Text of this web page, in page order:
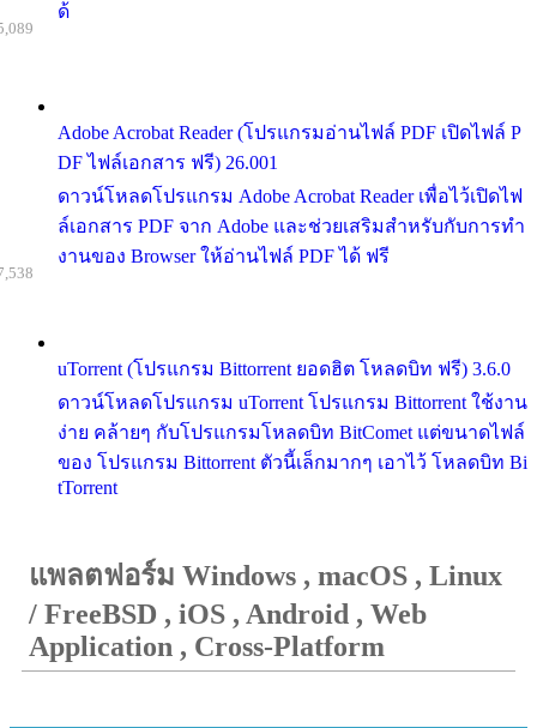
ด้
Adobe Acrobat Reader (โปรแกรมอ่านไฟล์ PDF เปิดไฟล์ P
DF ไฟล์เอกสาร ฟรี) 26.001
ดาวน์โหลดโปรแกรม Adobe Acrobat Reader เพื่อไว้เปิดไฟ
ล์เอกสาร PDF จาก Adobe และช่วยเสริมสำหรับกับการทำ
งานของ Browser ให้อ่านไฟล์ PDF ได้ ฟรี
uTorrent (โปรแกรม Bittorrent ยอดฮิต โหลดบิท ฟรี) 3.6.0
ดาวน์โหลดโปรแกรม uTorrent โปรแกรม Bittorrent ใช้งาน
ง่าย คล้ายๆ กับโปรแกรมโหลดบิท BitComet แต่ขนาดไฟล์
ของ โปรแกรม Bittorrent ตัวนี้เล็กมากๆ เอาไว้ โหลดบิท Bi
tTorrent
แพลตฟอร์ม Windows , macOS , Linux
/ FreeBSD , iOS , Android , Web
Application , Cross-Platform